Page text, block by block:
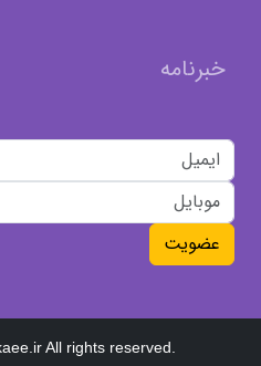
خبرنامه
عضویت
All rights reserved.